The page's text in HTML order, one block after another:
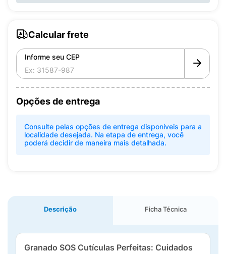
Calcular frete
Informe seu CEP
Opções de entrega
Consulte pelas opções de entrega disponíveis para a
localidade desejada. Na etapa de entrega, você
poderá decidir de maneira mais detalhada.
Descrição Ficha Técnica
Granado SOS Cutículas Perfeitas: Cuidados